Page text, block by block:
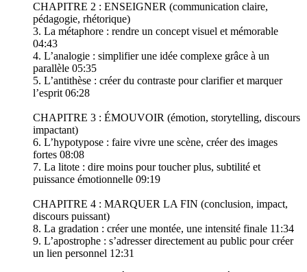
CHAPITRE 2 : ENSEIGNER (communication claire,
pédagogie, rhétorique)
3. La métaphore : rendre un concept visuel et mémorable
04:43
4. L’analogie : simplifier une idée complexe grâce à un
parallèle 05:35
5. L’antithèse : créer du contraste pour clarifier et marquer
l’esprit 06:28
CHAPITRE 3 : ÉMOUVOIR (émotion, storytelling, discours
impactant)
6. L’hypotypose : faire vivre une scène, créer des images
fortes 08:08
7. La litote : dire moins pour toucher plus, subtilité et
puissance émotionnelle 09:19
CHAPITRE 4 : MARQUER LA FIN (conclusion, impact,
discours puissant)
8. La gradation : créer une montée, une intensité finale 11:34
9. L’apostrophe : s’adresser directement au public pour créer
un lien personnel 12:31